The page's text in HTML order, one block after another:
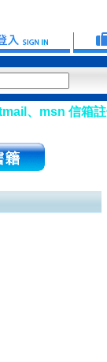
信箱註冊會員】